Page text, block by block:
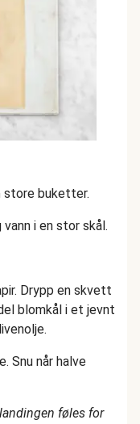
store buketter.
i en stor skål.
Drypp en skvett
blomkål i et jevnt
Snu når halve
føles for